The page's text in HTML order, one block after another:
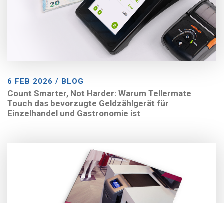
6 FEB 2026 / BLOG
Count Smarter, Not Harder: Warum Tellermate
Touch das bevorzugte Geldzählgerät für
Einzelhandel und Gastronomie ist